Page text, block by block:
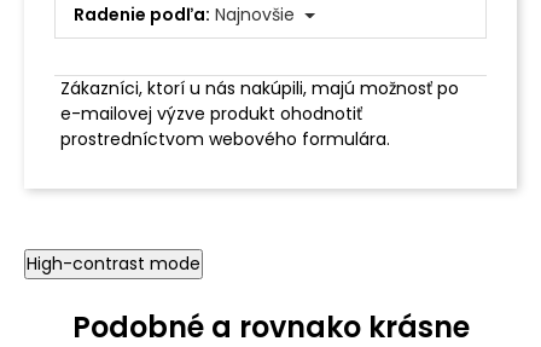
Radenie podľa: Najnovšie
Zákazníci, ktorí u nás nakúpili, majú možnosť po
e-mailovej výzve produkt ohodnotiť
prostredníctvom webového formulára.
High-contrast mode
Podobné a rovnako krásne